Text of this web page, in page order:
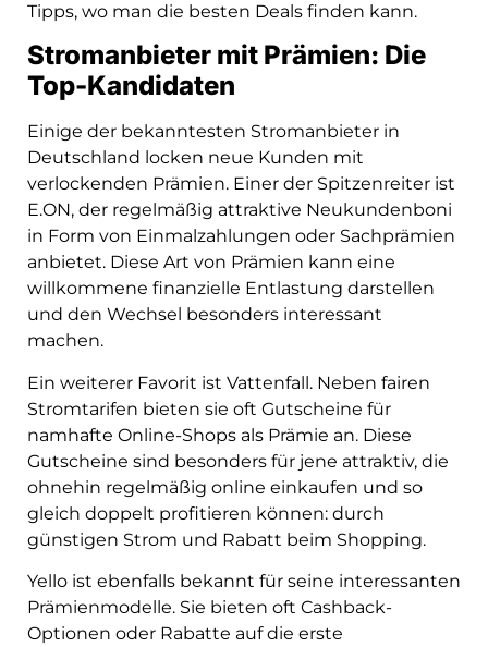
Tipps, wo man die besten Deals finden kann.
Stromanbieter mit Prämien: Die
Top-Kandidaten
Einige der bekanntesten Stromanbieter in
Deutschland locken neue Kunden mit
verlockenden Prämien. Einer der Spitzenreiter ist
E.ON, der regelmäßig attraktive Neukundenboni
in Form von Einmalzahlungen oder Sachprämien
anbietet. Diese Art von Prämien kann eine
willkommene finanzielle Entlastung darstellen
und den Wechsel besonders interessant
machen.
Ein weiterer Favorit ist Vattenfall. Neben fairen
Stromtarifen bieten sie oft Gutscheine für
namhafte Online-Shops als Prämie an. Diese
Gutscheine sind besonders für jene attraktiv, die
ohnehin regelmäßig online einkaufen und so
gleich doppelt profitieren können: durch
günstigen Strom und Rabatt beim Shopping.
Yello ist ebenfalls bekannt für seine interessanten
Prämienmodelle. Sie bieten oft Cashback-
Optionen oder Rabatte auf die erste